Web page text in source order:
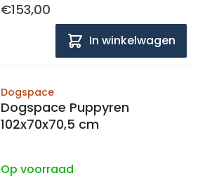
€153,00
In winkelwagen
Dogspace
Dogspace Puppyren
102x70x70,5 cm
Op voorraad